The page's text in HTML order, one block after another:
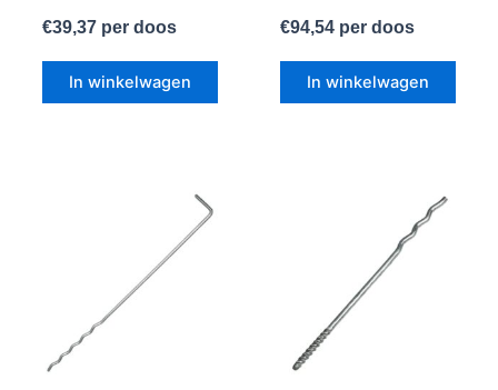
€39,37per doos
In winkelwagen
€94,54per doos
In winkelwagen